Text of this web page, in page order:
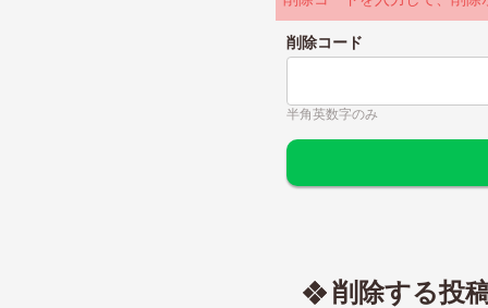
削除コード
半角英数字のみ
削除する投